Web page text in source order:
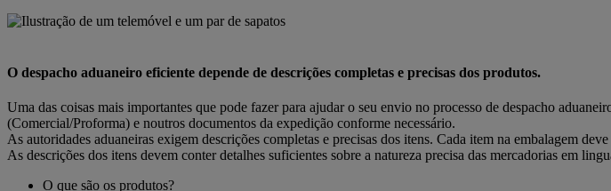
O despacho aduaneiro eficiente depende de descrições completas e precisas dos produtos.
Uma das coisas mais importantes que pode fazer para ajudar o seu envio no processo de despacho
(Comercial/Proforma) e noutros documentos da expedição conforme necessário.
As autoridades aduaneiras exigem descrições completas e precisas dos itens. Cada item na embalagem
As descrições dos itens devem conter detalhes suficientes sobre a natureza precisa das mercadorias em
O que são os produtos?